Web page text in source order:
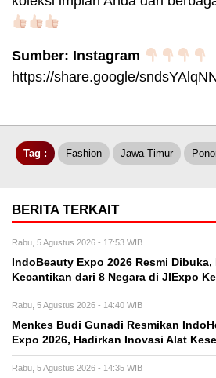
Sumber: Instagram
https://share.google/
Tag : Fashion Jawa Timur
BERITA TERKAIT
Rabu, 5 Agustus 2026 - 17:53 WIB
IndoBeauty Expo 2026 Resmi
Kecantikan dari 8 Negara di JIExpo
Rabu, 5 Agustus 2026 - 14:40 WIB
Menkes Budi Gunadi Resmikan
Expo 2026, Hadirkan Inovasi Alat
Rabu, 5 Agustus 2026 - 14:35 WIB